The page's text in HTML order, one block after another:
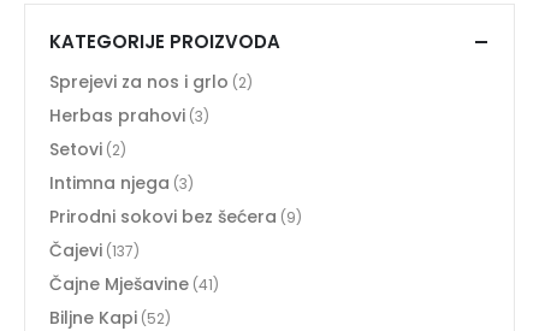
KATEGORIJE PROIZVODA
Sprejevi za nos i grlo (2)
Herbas prahovi (3)
Setovi (2)
Intimna njega (3)
Prirodni sokovi bez šećera (9)
Čajevi (137)
Čajne Mješavine (41)
Biljne Kapi (52)